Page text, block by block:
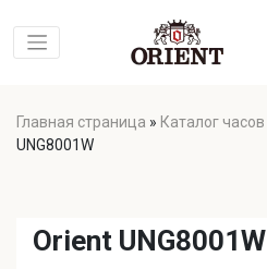
Главная страница » Каталог часов
UNG8001W
Orient UNG8001W